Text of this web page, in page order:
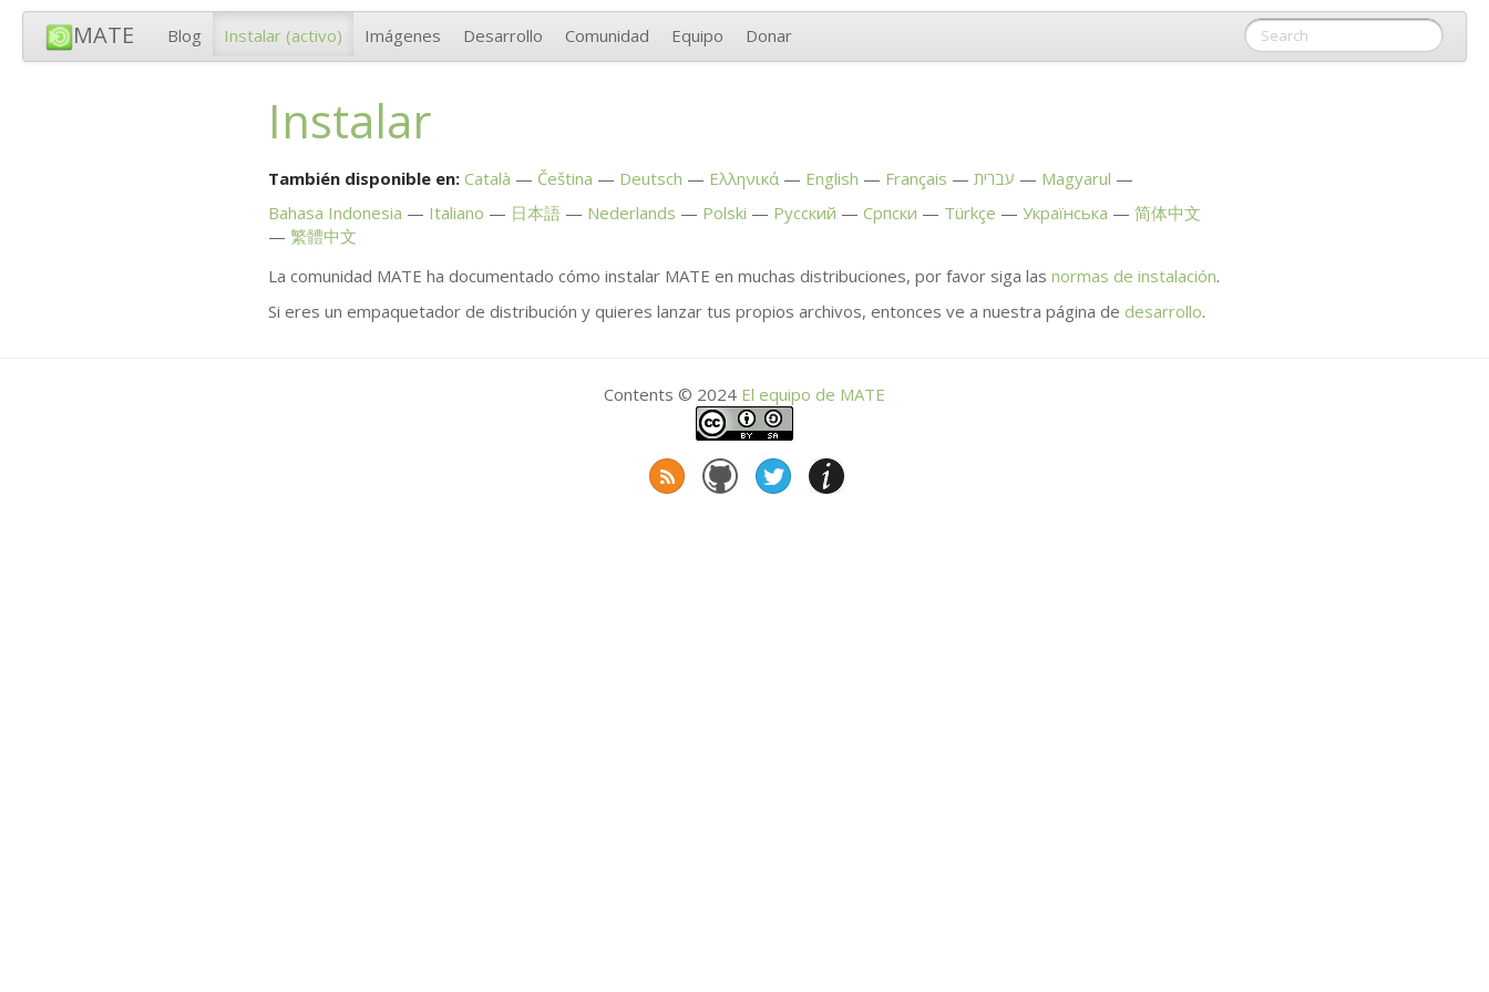
MATE Blog Instalar (activo) Imágenes Desarrollo Comunidad Equipo Donar
Instalar
También disponible en: Català Čeština Deutsch Ελληνικά English Français עברית
Magyarul
Bahasa Indonesia
Italiano 日本語 Nederlands Polski Русский Српски Türkçe Українська
简体中文
繁體中文
La comunidad MATE ha documentado cómo instalar MATE en muchas distribuciones, por favor siga las normas de instalación.
Si eres un empaquetador de distribución y quieres lanzar tus propios archivos, entonces ve a nuestra página de desarrollo.
Contents © 2024 El equipo de MATE